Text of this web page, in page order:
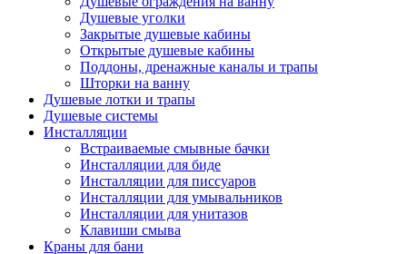
Душевые уголки
Закрытые душевые кабины
Открытые душевые кабины
Поддоны, дренажные каналы и трапы
Шторки на ванну
Душевые лотки и трапы
Душевые системы
Инсталляции
Встраиваемые смывные бачки
Инсталляции для биде
Инсталляции для писсуаров
Инсталляции для умывальников
Инсталляции для унитазов
Клавиши смыва
Краны для бани